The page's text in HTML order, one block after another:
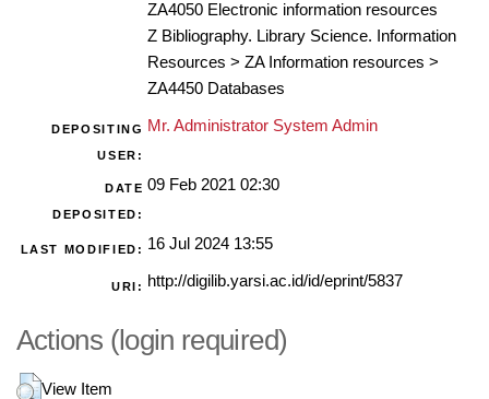
ZA4050 Electronic information resources
Z Bibliography. Library Science. Information
Resources > ZA Information resources >
ZA4450 Databases
DEPOSITING
USER:
Mr. Administrator System Admin
DATE
DEPOSITED:
09 Feb 2021 02:30
LAST MODIFIED: 16 Jul 2024 13:55
URI: http://digilib.yarsi.ac.id/id/eprint/5837
Actions (login required)
View Item